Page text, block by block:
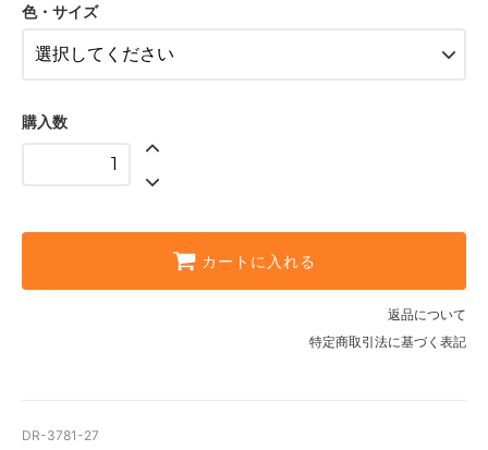
色・サイズ
購入数
カートに入れる
返品について
特定商取引法に基づく表記
DR-3781-27